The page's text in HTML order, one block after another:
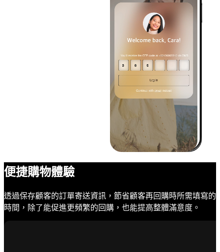
便捷購物體驗
透過保存顧客的訂單寄送資訊，節省顧客再回購時所需填寫的
時間，除了能促進更頻繁的回購，也能提高整體滿意度。